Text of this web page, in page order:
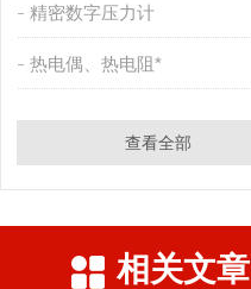
精密数字压力计
热电偶、热电阻*
查看全部
相关文章